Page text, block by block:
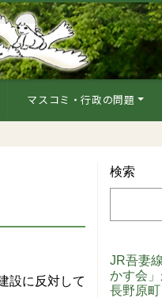
マスコミ・行政の問題
設に反対して
検索
JR吾妻
かす会
長野原町